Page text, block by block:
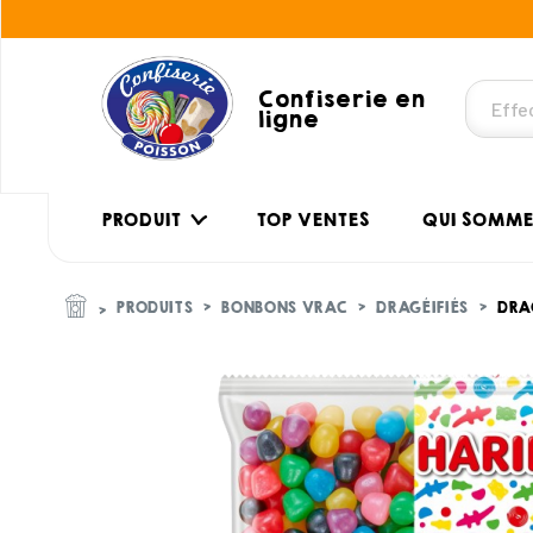
Confiserie en
ligne
PRODUIT TOP VENTES QUI
PRODUITS BONBONS VRAC DRAGÉIFIÉS